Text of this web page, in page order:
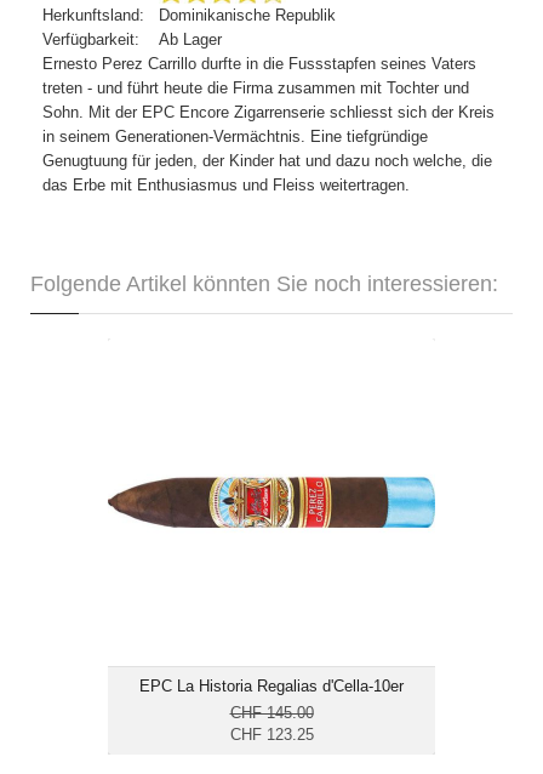
Herkunftsland:
Dominikanische Republik
Verfügbarkeit:
Ab Lager
Ernesto Perez Carrillo durfte in die Fussstapfen seines Vaters
treten - und führt heute die Firma zusammen mit Tochter und
Sohn. Mit der EPC Encore Zigarrenserie schliesst sich der Kreis
in seinem Generationen-Vermächtnis. Eine tiefgründige
Genugtuung für jeden, der Kinder hat und dazu noch welche, die
das Erbe mit Enthusiasmus und Fleiss weitertragen.
Folgende Artikel könnten Sie noch interessieren:
EPC La Historia Regalias d'Cella-10er
CHF 145.00
CHF 123.25
Ringmass: 58
Länge: 14.9
mittelkräftig